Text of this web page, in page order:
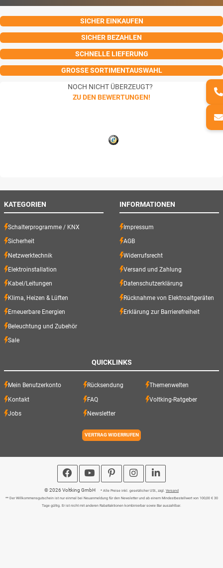
SICHER EINKAUFEN
SICHER BEZAHLEN
SCHNELLE LIEFERUNG
GROSSE SORTIMENTAUSWAHL
NOCH NICHT ÜBERZEUGT?
ZU DEN BEWERTUNGEN!
KATEGORIEN
Schalterprogramme / KNX
Sicherheit
Netzwerktechnik
Elektroinstallation
Kabel/Leitungen
Klima, Heizen & Lüften
Erneuerbare Energien
Beleuchtung und Zubehör
Sale
INFORMATIONEN
Impressum
AGB
Widerrufsrecht
Versand und Zahlung
Datenschutzerklärung
Rücknahme von Elektroaltgeräten
Erklärung zur Barrierefreiheit
QUICKLINKS
Mein Benutzerkonto Rücksendung Themenwelten
Kontakt FAQ Voltking-Ratgeber
Jobs Newsletter
VERTRAG WIDERRUFEN
© 2026 Voltking GmbH * Alle Preise inkl. gesetzlicher USt., zzgl. Versand
** Der Willkommensgutschein ist nur einmal bei Neuanmeldung für den Newsletter und ab einem Mindestbestellwert von 100,00 € 30
Tage gültig. Er ist nicht mit anderen Rabattaktionen kombinierbar sowie Bar auszahlbar.